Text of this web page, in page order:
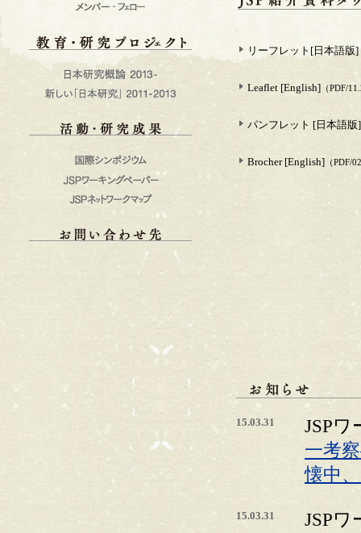
リーフレット[日本語版]
Leaflet [English] （PDF/
パンフレット [日本語版]
Brocher [English] （PDF/
15.03.31
JSP
一考
懐中
15.03.31
JSP